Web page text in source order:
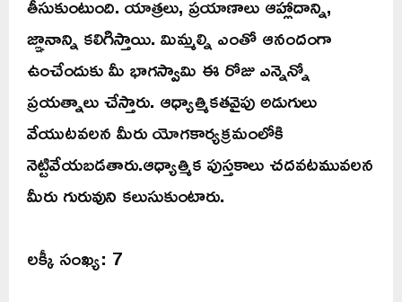
జ్ఞానాన్ని కలిగిస్తాయి. మిమ్మల్ని ఎంతో ఆనందంగా
ఉంచేందుకు మీ భాగస్వామి ఈ రోజు ఎన్నెన్నో
ప్రయత్నాలు చేస్తారు. ఆధ్యాత్మికతవైపు అడుగులు
వేయుటవలన మీరు యోగకార్యక్రమంలోకి
నెట్టివేయబడతారు.ఆధ్యాత్మిక పుస్తకాలు చదవటమువలన
మీరు గురువుని కలుసుకుంటారు.
లక్కీ సంఖ్య: 7